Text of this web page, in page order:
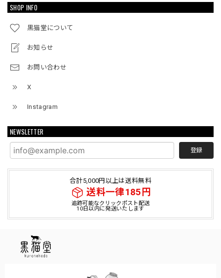
SHOP INFO
黒猫堂について
お知らせ
お問い合わせ
X
Instagram
NEWSLETTER
登録
合計5,000円以上は送料無料
送料一律185円
追跡可能なクリックポスト配送
10日以内に発送いたします